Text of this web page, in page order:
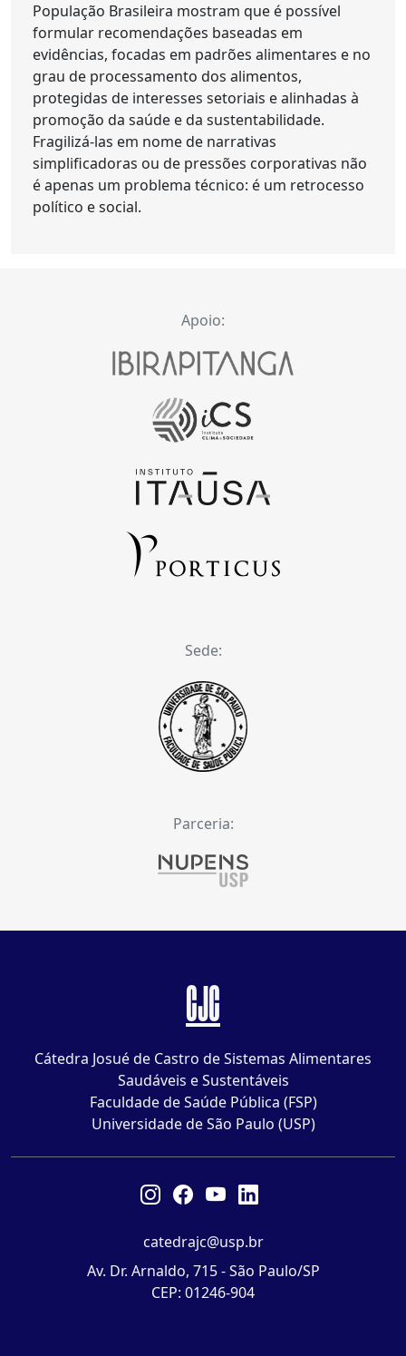
População Brasileira mostram que é possível
formular recomendações baseadas em
evidências, focadas em padrões alimentares e no
grau de processamento dos alimentos,
protegidas de interesses setoriais e alinhadas à
promoção da saúde e da sustentabilidade.
Fragilizá-las em nome de narrativas
simplificadoras ou de pressões corporativas não
é apenas um problema técnico: é um retrocesso
político e social.
Apoio:
Sede:
Parceria:
CJC
Cátedra Josué de Castro de Sistemas Alimentares
Saudáveis e Sustentáveis
Faculdade de Saúde Pública (FSP)
Universidade de São Paulo (USP)
catedrajc@usp.br
Av. Dr. Arnaldo, 715 - São Paulo/SP
CEP: 01246-904